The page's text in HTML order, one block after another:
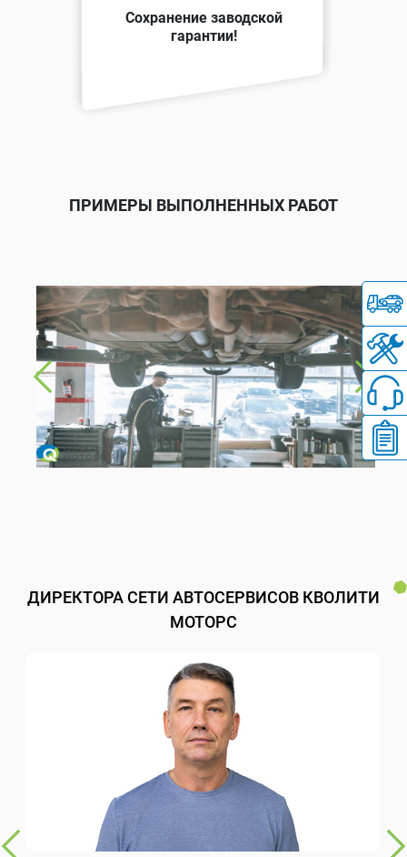
Сохранение заводской
гарантии!
ПРИМЕРЫ ВЫПОЛНЕННЫХ РАБОТ
ДИРЕКТОРА СЕТИ АВТОСЕРВИСОВ КВОЛИТИ
МОТОРС